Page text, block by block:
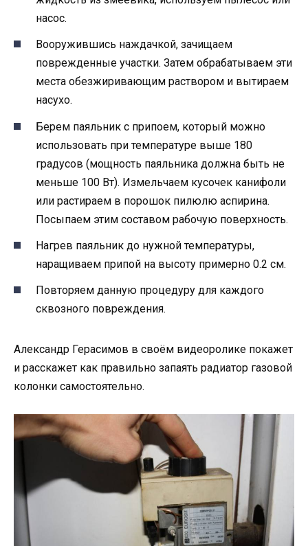
насос.
Вооружившись наждачкой, зачищаем
поврежденные участки. Затем обрабатываем эти
места обезжиривающим раствором и вытираем
насухо.
Берем паяльник с припоем, который можно
использовать при температуре выше 180
градусов (мощность паяльника должна быть не
меньше 100 Вт). Измельчаем кусочек канифоли
или растираем в порошок пилюлю аспирина.
Посыпаем этим составом рабочую поверхность.
Нагрев паяльник до нужной температуры,
наращиваем припой на высоту примерно 0.2 см.
Повторяем данную процедуру для каждого
сквозного повреждения.
Александр Герасимов в своём видеоролике покажет
и расскажет как правильно запаять радиатор газовой
колонки самостоятельно.